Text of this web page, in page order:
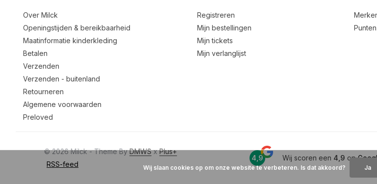
Over Milck
Openingstijden & bereikbaarheid
Maatinformatie kinderkleding
Betalen
Verzenden
Verzenden - buitenland
Retourneren
Algemene voorwaarden
Preloved
Registreren
Mijn bestellingen
Mijn tickets
Mijn verlanglijst
© 2026 Milck - Theme ByDMWSxPlus+
RSS-feed
4,9 Wij scoren een 4,9 op
Wij slaan cookies op om onze website te verbeteren. Is dat akkoord? Ja